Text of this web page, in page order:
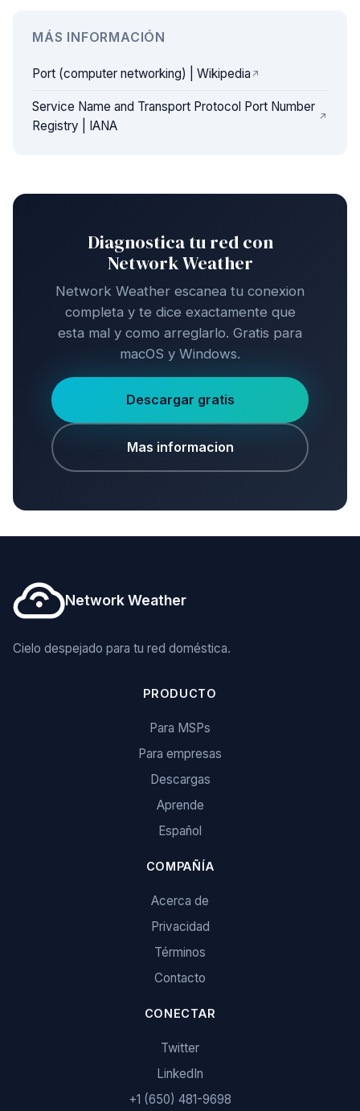
MÁS INFORMACIÓN
Port (computer networking) | Wikipedia
Service Name and Transport Protocol Port Number
Registry | IANA
Diagnostica tu red con
Network Weather
Network Weather escanea tu conexion
completa y te dice exactamente que
esta mal y como arreglarlo. Gratis para
macOS y Windows.
Descargar gratis
Mas informacion
Network Weather
Cielo despejado para tu red doméstica.
PRODUCTO
Para MSPs
Para empresas
Descargas
Aprende
Español
COMPAÑÍA
Acerca de
Privacidad
Términos
Contacto
CONECTAR
Twitter
LinkedIn
+1 (650) 481-9698